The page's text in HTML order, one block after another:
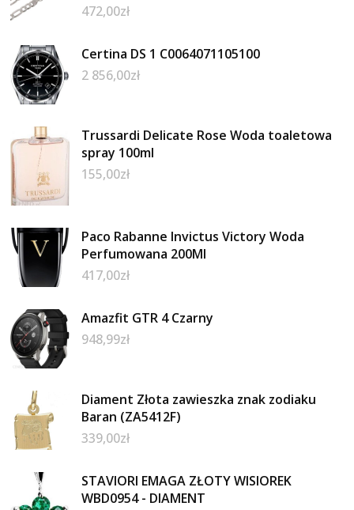
472,00zł
Certina DS 1 C0064071105100
2 856,00zł
Trussardi Delicate Rose Woda toaletowa
spray 100ml
155,00zł
Paco Rabanne Invictus Victory Woda
Perfumowana 200Ml
417,00zł
Amazfit GTR 4 Czarny
948,99zł
Diament Złota zawieszka znak zodiaku
Baran (ZA5412F)
339,00zł
STAVIORI EMAGA ZŁOTY WISIOREK
WBD0954 - DIAMENT